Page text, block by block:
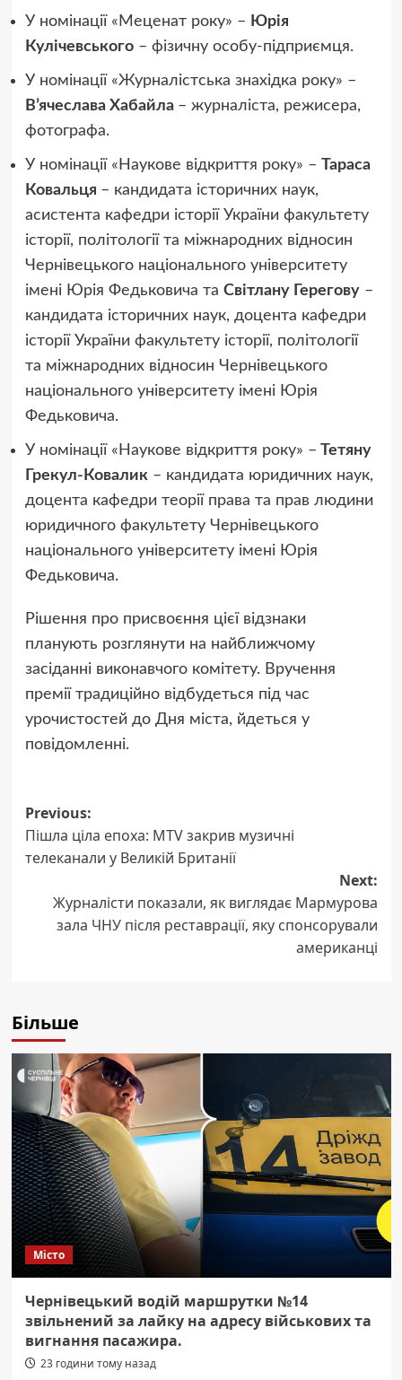
У номінації «Меценат року» – Юрія
Кулічевського– фізичну особу-підприємця.
У номінації «Журналістська знахідка року» –
В’ячеслава Хабайла – журналіста, режисера,
фотографа.
У номінації «Наукове відкриття року» – Тараса
Ковальця – кандидата історичних наук,
асистента кафедри історії України факультету
історії, політології та міжнародних відносин
Чернівецького національного університету
імені Юрія Федьковича та Світлану Герегову–
кандидата історичних наук, доцента кафедри
історії України факультету історії, політології
та міжнародних відносин Чернівецького
національного університету імені Юрія
Федьковича.
У номінації «Наукове відкриття року» – Тетяну
Грекул-Ковалик– кандидата юридичних наук,
доцента кафедри теорії права та прав людини
юридичного факультету Чернівецького
національного університету імені Юрія
Федьковича.
Рішення про присвоєння цієї відзнаки
планують розглянути на найближчому
засіданні виконавчого комітету. Вручення
премії традиційно відбудеться під час
урочистостей до Дня міста, йдеться у
повідомленні.
Post
navigation
Previous:
Пішла ціла епоха: MTV закрив музичні
телеканали у Великій Британії
Next:
Журналісти показали, як виглядає Мармурова
зала ЧНУ після реставрації, яку спонсорували
американці
Більше
Місто
Чернівецький водій маршрутки №14
звільнений за лайку на адресу військових та
вигнання пасажира.
23 години тому назад